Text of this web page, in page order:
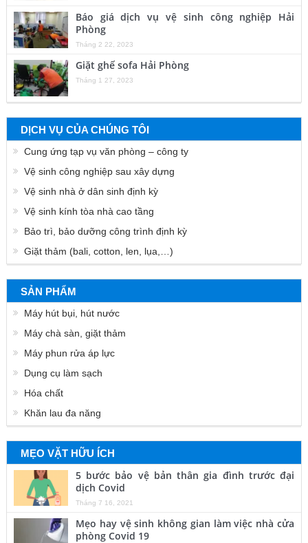
Báo giá dịch vụ vệ sinh công nghiệp Hải
Phòng
Tháng 2 22, 2023
Giặt ghế sofa Hải Phòng
Tháng 1 27, 2023
DỊCH VỤ CỦA CHÚNG TÔI
Cung ứng tạp vụ văn phòng – công ty
Vệ sinh công nghiệp sau xây dựng
Vệ sinh nhà ở dân sinh định kỳ
Vệ sinh kính tòa nhà cao tầng
Bảo trì, bảo dưỡng công trình định kỳ
Giặt thảm (bali, cotton, len, lụa,…)
SẢN PHẨM
Máy hút bụi, hút nước
Máy chà sàn, giặt thảm
Máy phun rửa áp lực
Dụng cụ làm sạch
Hóa chất
Khăn lau đa năng
MẸO VẶT HỮU ÍCH
5 bước bảo vệ bản thân gia đình trước đại
dịch Covid
Tháng 7 16, 2021
Mẹo hay vệ sinh không gian làm việc nhà cửa
phòng Covid 19